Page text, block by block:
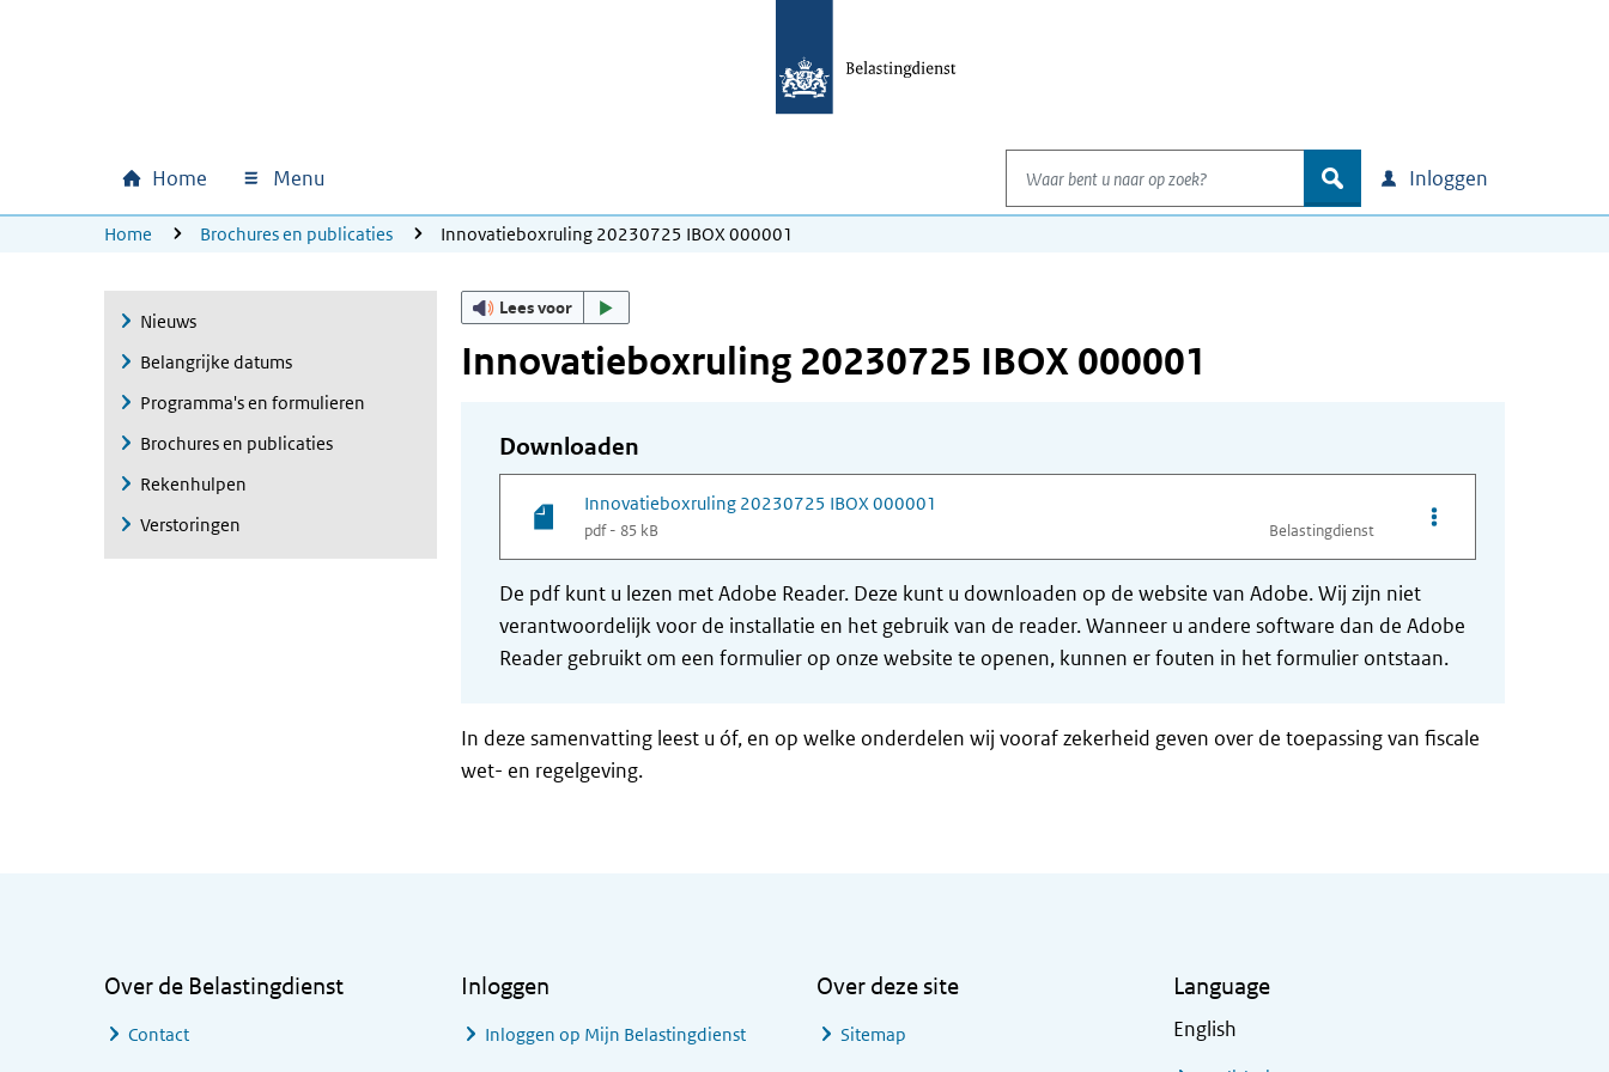
Hoofdnavigatie
Home Menu
Waar bent u naar op zoek?
zoek Inloggen
U bevindt zich hier:
Home Brochures en publicaties Innovatieboxruling 20230725 IBOX 000001
Nieuws
Belangrijke datums
Programma's en formulieren
Brochures en publicaties
Rekenhulpen
Verstoringen
Lees voor
Innovatieboxruling 20230725 IBOX 000001
Downloaden
Innovatieboxruling 20230725 IBOX 000001
pdf - 85 kB Belastingdienst
Opties van bestand
De pdf kunt u lezen met Adobe Reader. Deze kunt u downloaden op de website van Adobe. Wij zijn niet
verantwoordelijk voor de installatie en het gebruik van de reader. Wanneer u andere software dan de Adobe
Reader gebruikt om een formulier op onze website te openen, kunnen er fouten in het formulier ontstaan.
In deze samenvatting leest u óf, en op welke onderdelen wij vooraf zekerheid geven over de toepassing van fiscale
wet- en regelgeving.
Over de Belastingdienst
Contact
Inloggen
Inloggen op Mijn Belastingdienst
Over deze site
Sitemap
Language
English